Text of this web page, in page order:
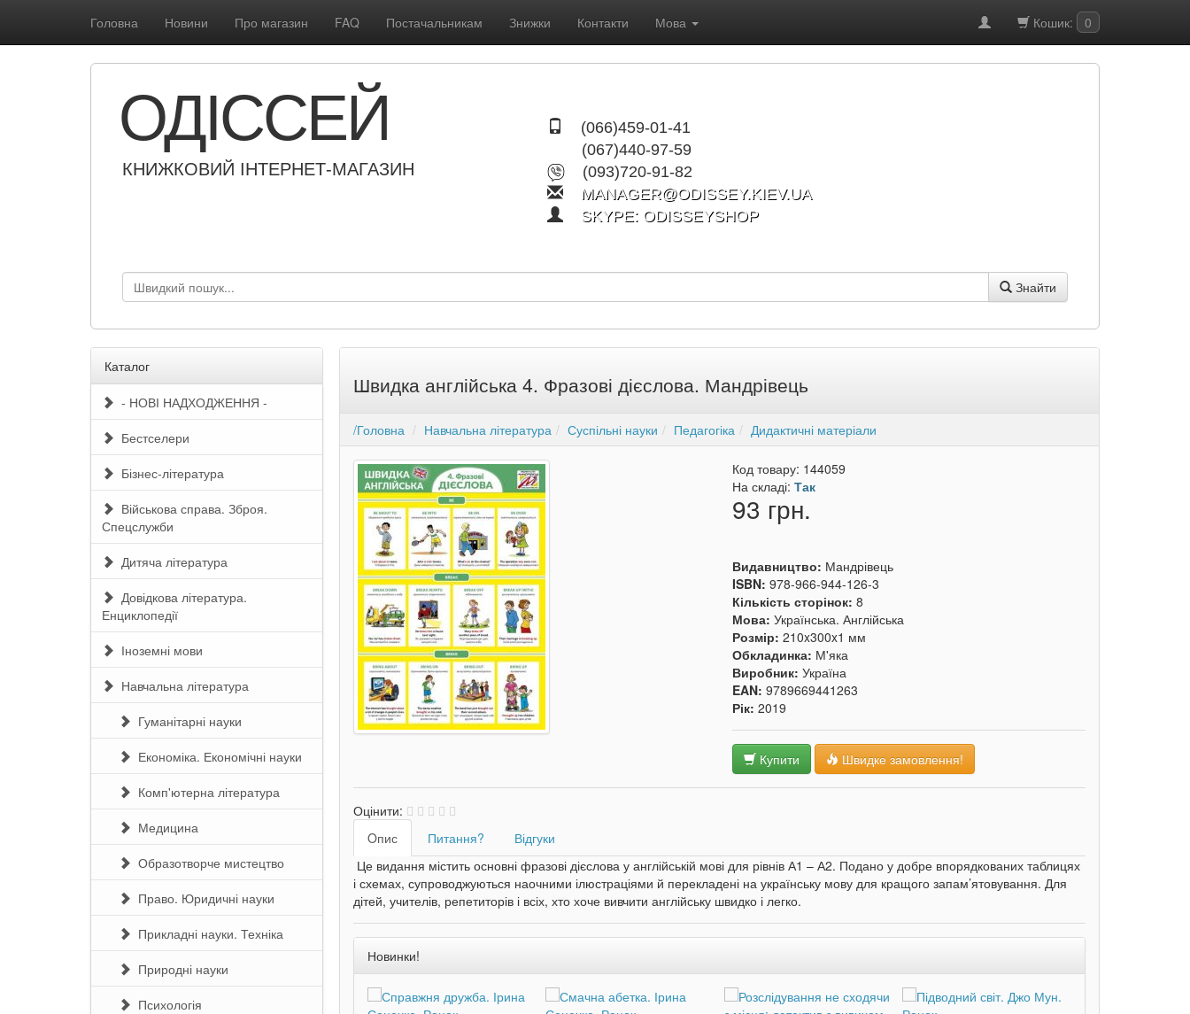
Головна Новини Про магазин FAQ Постачальникам Знижки Контакти Мова Кошик: 0
(066)459-01-41
(067)440-97-59
(093)720-91-82
MANAGER@ODISSEY.KIEV.UA
SKYPE: ODISSEYSHOP
ОДІССЕЙ
КНИЖКОВИЙ ІНТЕРНЕТ-МАГАЗИН
Знайти
Каталог
- НОВІ НАДХОДЖЕННЯ -
Бестселери
Бізнес-література
Військова справа. Зброя.
Спецслужби
Дитяча література
Довідкова література.
Енциклопедії
Іноземні мови
Навчальна література
Гуманітарні науки
Економіка. Економічні науки
Комп'ютерна література
Медицина
Образотворче мистецтво
Право. Юридичні науки
Прикладні науки. Техніка
Природні науки
Психологія
Швидка англійська 4. Фразові дієслова. Мандрівець
/Головна Навчальна література Суспільні науки Педагогіка Дидактичні матеріали
Код товару: 144059
На складі:Так
93 грн.
Видавництво: Мандрівець
ISBN:978-966-944-126-3
Кількість сторінок:8
Мова:Українська. Англійська
Розмір:210x300x1 мм
Обкладинка: М'яка
Виробник:Україна
EAN:9789669441263
Рік:2019
Купити Швидке замовлення!
Оцінити:
Oпис
Питання?
Відгуки
Це видання містить основні фразові дієслова у англійській мові для рівнів А1 – А2. Подано у добре впорядкованих таблицях
і схемах, супроводжуються наочними ілюстраціями й перекладені на українську мову для кращого запам’ятовування. Для
дітей, учителів, репетиторів і всіх, хто хоче вивчити англійську швидко і легко.
Новинки!